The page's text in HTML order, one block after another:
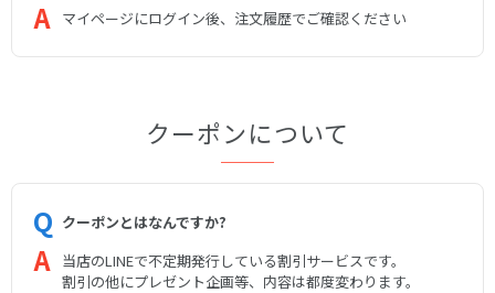
マイページにログイン後、注文履歴でご確認ください
クーポンについて
クーポンとはなんですか?
当店のLINEで不定期発行している割引サービスです。
割引の他にプレゼント企画等、内容は都度変わります。